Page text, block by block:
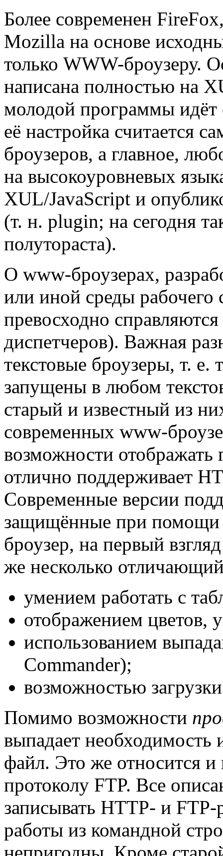
Более современен
Mozilla на основе
только WWW-броузеру.
написана полностью на
молодой программы
её настройка считается
броузеров, а главное,
на высокоуровневых
XUL/JavaScript и
(т. н. plugin; на сегодня
полутораста).
О www-броузерах,
или иной среды
превосходно
диспетчеров). Важная
текстовые броузеры, т. е.
запущены в любом
старый и известный из
современных www-
возможности
отлично поддерживает
Современные версии
защищённые при помощи
броузер, на первый
же несколько
умением работать с
отображением цветов,
использованием
Commander);
возможностью
Помимо возможности
выпадает необходимость
файл. Это же относится
протоколу FTP. Все
записывать HTTP- и
работы из командной